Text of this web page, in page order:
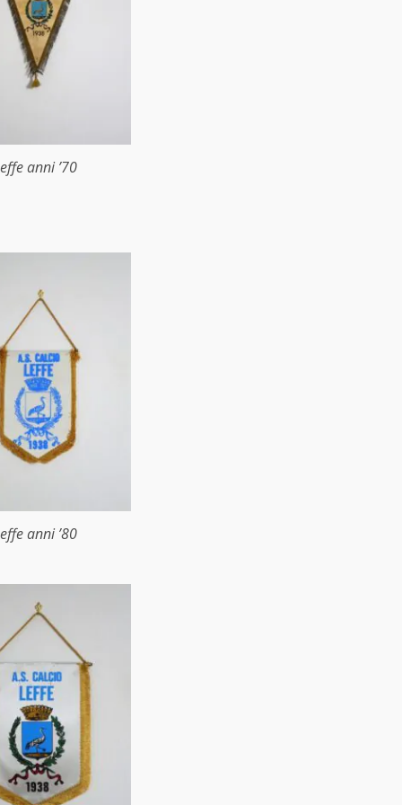
anni ’70
anni ’80